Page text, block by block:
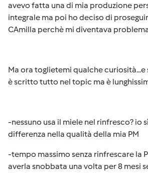
avevo fatta una di mia produzione
integrale ma poi ho deciso di
CAmilla perchè mi diventava
Ma ora toglietemi qualche curiosità...e
è scritto tutto nel topic ma è
-nessuno usa il miele nel rinfresco? io
differenza nella qualità della mia PM
-tempo massimo senza rinfrescare la
averla snobbata una volta per 8 mesi